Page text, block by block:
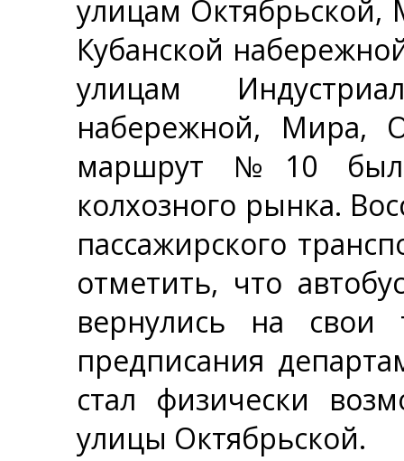
улицам Октябрьской,
Кубанской
улицам
набережной, Мира,
маршрут №10 был
колхозного рынка.
пассажирского
отметить, что
вернулись на свои
предписания
стал физически
улицы Октябрьской.